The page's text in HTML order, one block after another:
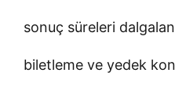
sonuç süreleri
biletleme ve yedek